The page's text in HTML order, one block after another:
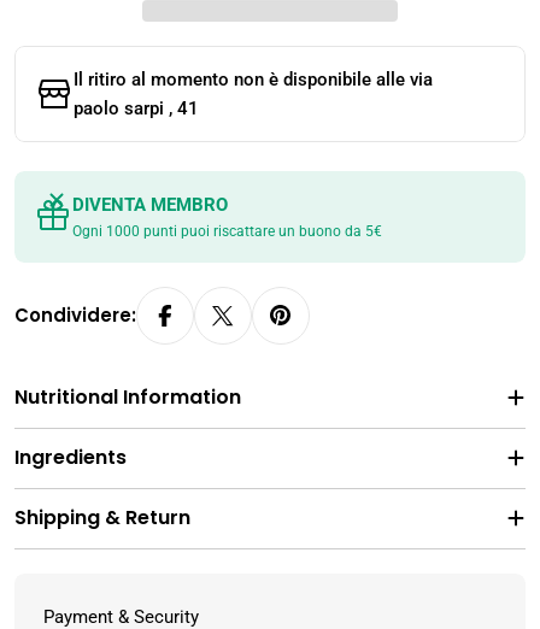
Il ritiro al momento non è disponibile alle via
paolo sarpi , 41
DIVENTA MEMBRO
Ogni 1000 punti puoi riscattare un buono da 5€
Condividere:
Nutritional Information
Ingredients
Shipping & Return
Payment & Security
Metodi